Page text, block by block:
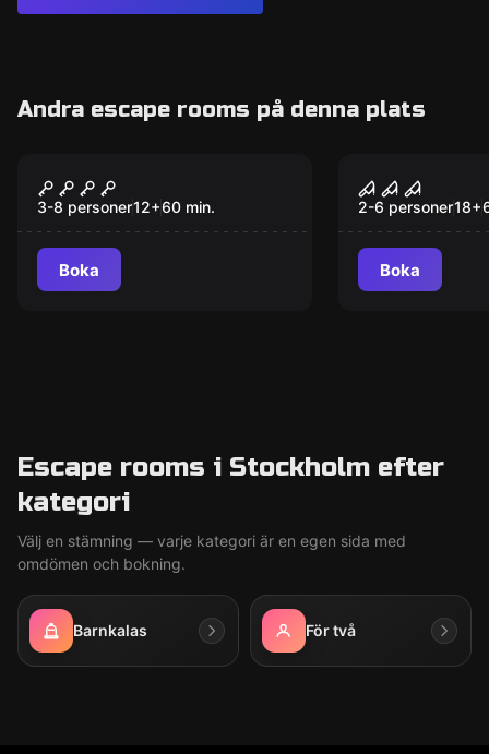
Andra escape rooms på denna plats
Ny
Draculas mor
3-8 personer12+60 min.
Boka
The
2-6 personer18+
Boka
Escape rooms i Stockholm efter
kategori
Välj en stämning — varje kategori är en egen sida med
omdömen och bokning.
Barnkalas För två